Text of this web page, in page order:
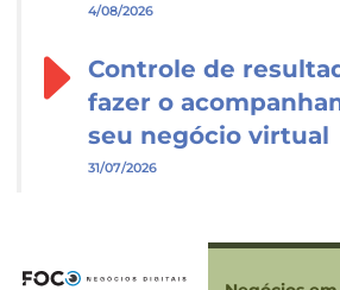
4/08/2026
Controle de
fazer o
seu negócio virtual
31/07/2026